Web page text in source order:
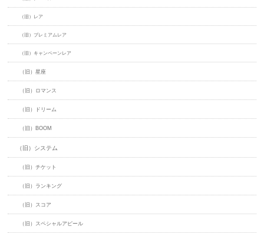
（旧）レア
（旧）プレミアムレア
（旧）キャンペーンレア
（旧）星座
（旧）ロマンス
（旧）ドリーム
（旧）BOOM
（旧）システム
（旧）チケット
（旧）ランキング
（旧）スコア
（旧）スペシャルアピール